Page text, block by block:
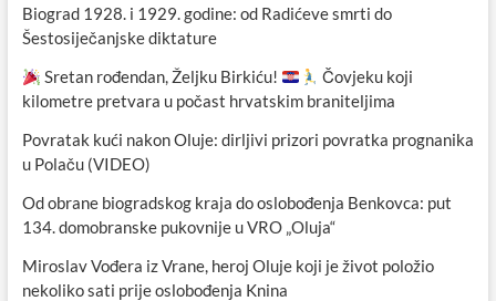
Biograd 1928. i 1929. godine: od Radićeve smrti do
Šestosiječanjske diktature
Sretan rođendan, Željku Birkiću!
Čovjeku koji
kilometre pretvara u počast hrvatskim braniteljima
Povratak kući nakon Oluje: dirljivi prizori povratka prognanika
u Polaču (VIDEO)
Od obrane biogradskog kraja do oslobođenja Benkovca: put
134. domobranske pukovnije u VRO „Oluja“
Miroslav Vođera iz Vrane, heroj Oluje koji je život položio
nekoliko sati prije oslobođenja Knina